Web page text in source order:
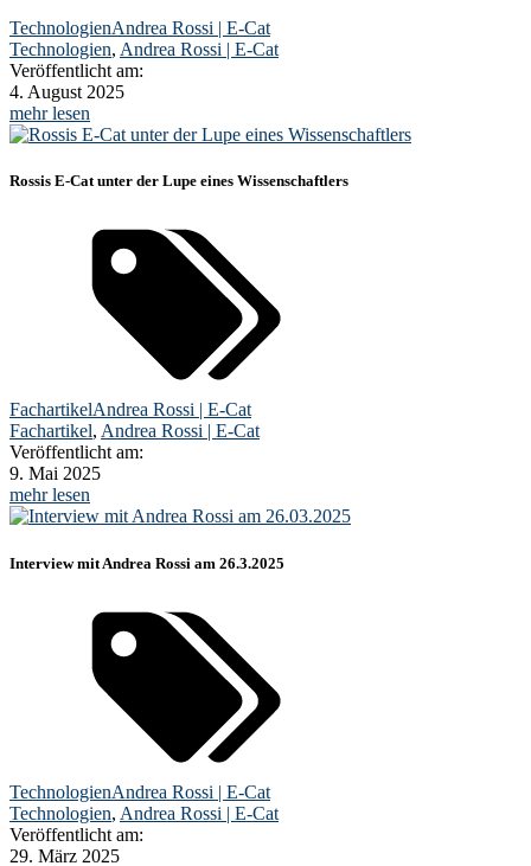
TechnologienAndrea Rossi | E-Cat
Technologien, Andrea Rossi | E-Cat
Veröffentlicht am:
4. August 2025
mehr lesen
Rossis E-Cat unter der Lupe eines Wissenschaftlers
FachartikelAndrea Rossi | E-Cat
Fachartikel, Andrea Rossi | E-Cat
Veröffentlicht am:
9. Mai 2025
mehr lesen
Interview mit Andrea Rossi am 26.3.2025
TechnologienAndrea Rossi | E-Cat
Technologien, Andrea Rossi | E-Cat
Veröffentlicht am:
29. März 2025